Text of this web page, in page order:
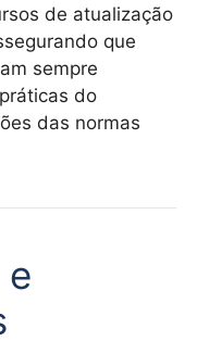
de atualização
que
sempre
do
das normas